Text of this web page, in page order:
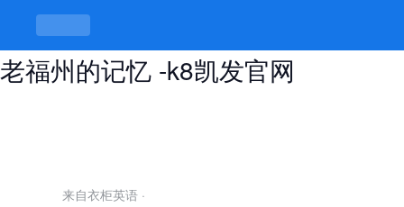
茶花楼论坛，讲的是人情味，藏的是
老福州的记忆 -k8凯发官网
来自衣柜英语 ·